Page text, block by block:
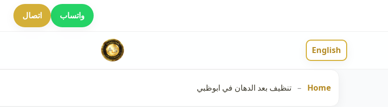
واتساب اتصال
English
Home
– تنظيف بعد الدهان في ابوظبي